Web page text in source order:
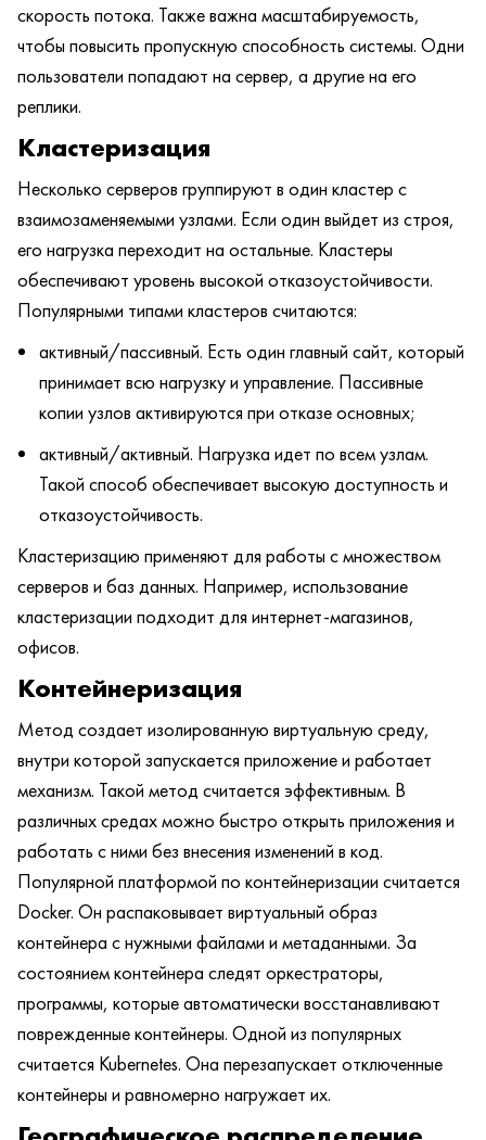
скорость потока. Также важна масштабируемость,
чтобы повысить пропускную способность системы. Одни
пользователи попадают на сервер, а другие на его
реплики.
Кластеризация
Несколько серверов группируют в один кластер с
взаимозаменяемыми узлами. Если один выйдет из строя,
его нагрузка переходит на остальные. Кластеры
обеспечивают уровень высокой отказоустойчивости.
Популярными типами кластеров считаются:
активный/пассивный. Есть один главный сайт, который
принимает всю нагрузку и управление. Пассивные
копии узлов активируются при отказе основных;
активный/активный. Нагрузка идет по всем узлам.
Такой способ обеспечивает высокую доступность и
отказоустойчивость.
Кластеризацию применяют для работы с множеством
серверов и баз данных. Например, использование
кластеризации подходит для интернет-магазинов,
офисов.
Контейнеризация
Метод создает изолированную виртуальную среду,
внутри которой запускается приложение и работает
механизм. Такой метод считается эффективным. В
различных средах можно быстро открыть приложения и
работать с ними без внесения изменений в код.
Популярной платформой по контейнеризации считается
Docker. Он распаковывает виртуальный образ
контейнера с нужными файлами и метаданными. За
состоянием контейнера следят оркестраторы,
программы, которые автоматически восстанавливают
поврежденные контейнеры. Одной из популярных
считается Kubernetes. Она перезапускает отключенные
контейнеры и равномерно нагружает их.